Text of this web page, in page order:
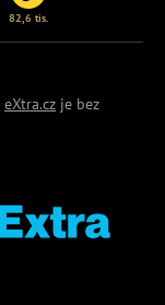
82,6 tis.
eXtra.cz je bez